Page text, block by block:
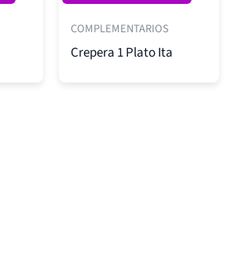
COMPLEMENTARIOS
Crepera 1 Plato Ita